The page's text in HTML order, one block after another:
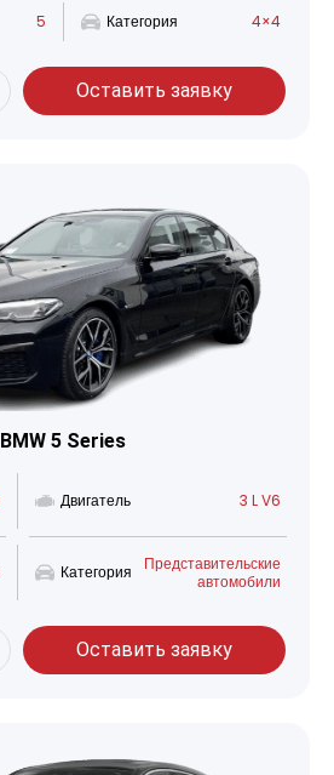
5 Категория 4×4
Оставить заявку
BMW 5 Series
Двигатель 3 L V6
Категория
Представительские
автомобили
Оставить заявку